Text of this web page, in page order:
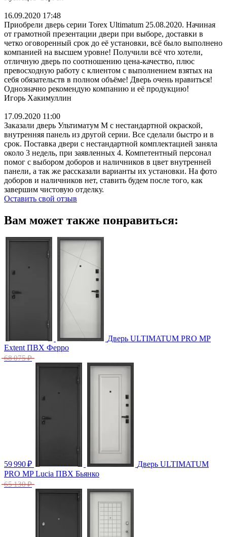
16.09.2020 17:48
Приобрели дверь серии Torex Ultimatum 25.08.2020. Начиная
от грамотной презентации двери при выборе, доставки в
четко оговоренный срок до её установки, всё было выполнено
компанией на высшем уровне! Получили всё что хотели,
отличную дверь по соотношению цена-качество, плюс
превосходную работу с клиентом с выполнением взятых на
себя обязательств в полном объёме! Дверь очень нравиться!
Однозначно рекомендую компанию и её продукцию!
Игорь Хакимуллин
17.09.2020 11:00
Заказали дверь Ультиматум М с нестандартной окраской,
внутренняя панель из другой серии. Все сделали быстро и в
срок. Поставка двери с нестандартной комплектацией заняла
около 3 недель, при заявленных 4. Компетентный персонал
помог с выбором доборов и наличников в цвет внутренней
панели, а так же рассказали варианты их установки. На фото
доборов и наличников нет, ставить будем после того, как
завершим чистовую отделку.
Оставить свой отзыв
Вам может также понравиться:
Дверь ULTIMATUM PRO МP
Extent ПВХ Ферро
68 075 ₽
59 990₽
Дверь ULTIMATUM
PRO МP Lucia ПВХ Бьянко
65 130 ₽